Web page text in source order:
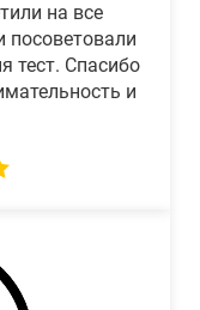
на все
посоветовали
тест. Спасибо
и